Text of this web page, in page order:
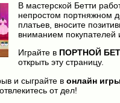
В мастерской Бетти
непростом портняжном
платьев, вносите
вниманием покупателей
Играйте в ПОРТНОЙ
открыть эту страницу.
и сыграйте в онлайн игры
от дел!